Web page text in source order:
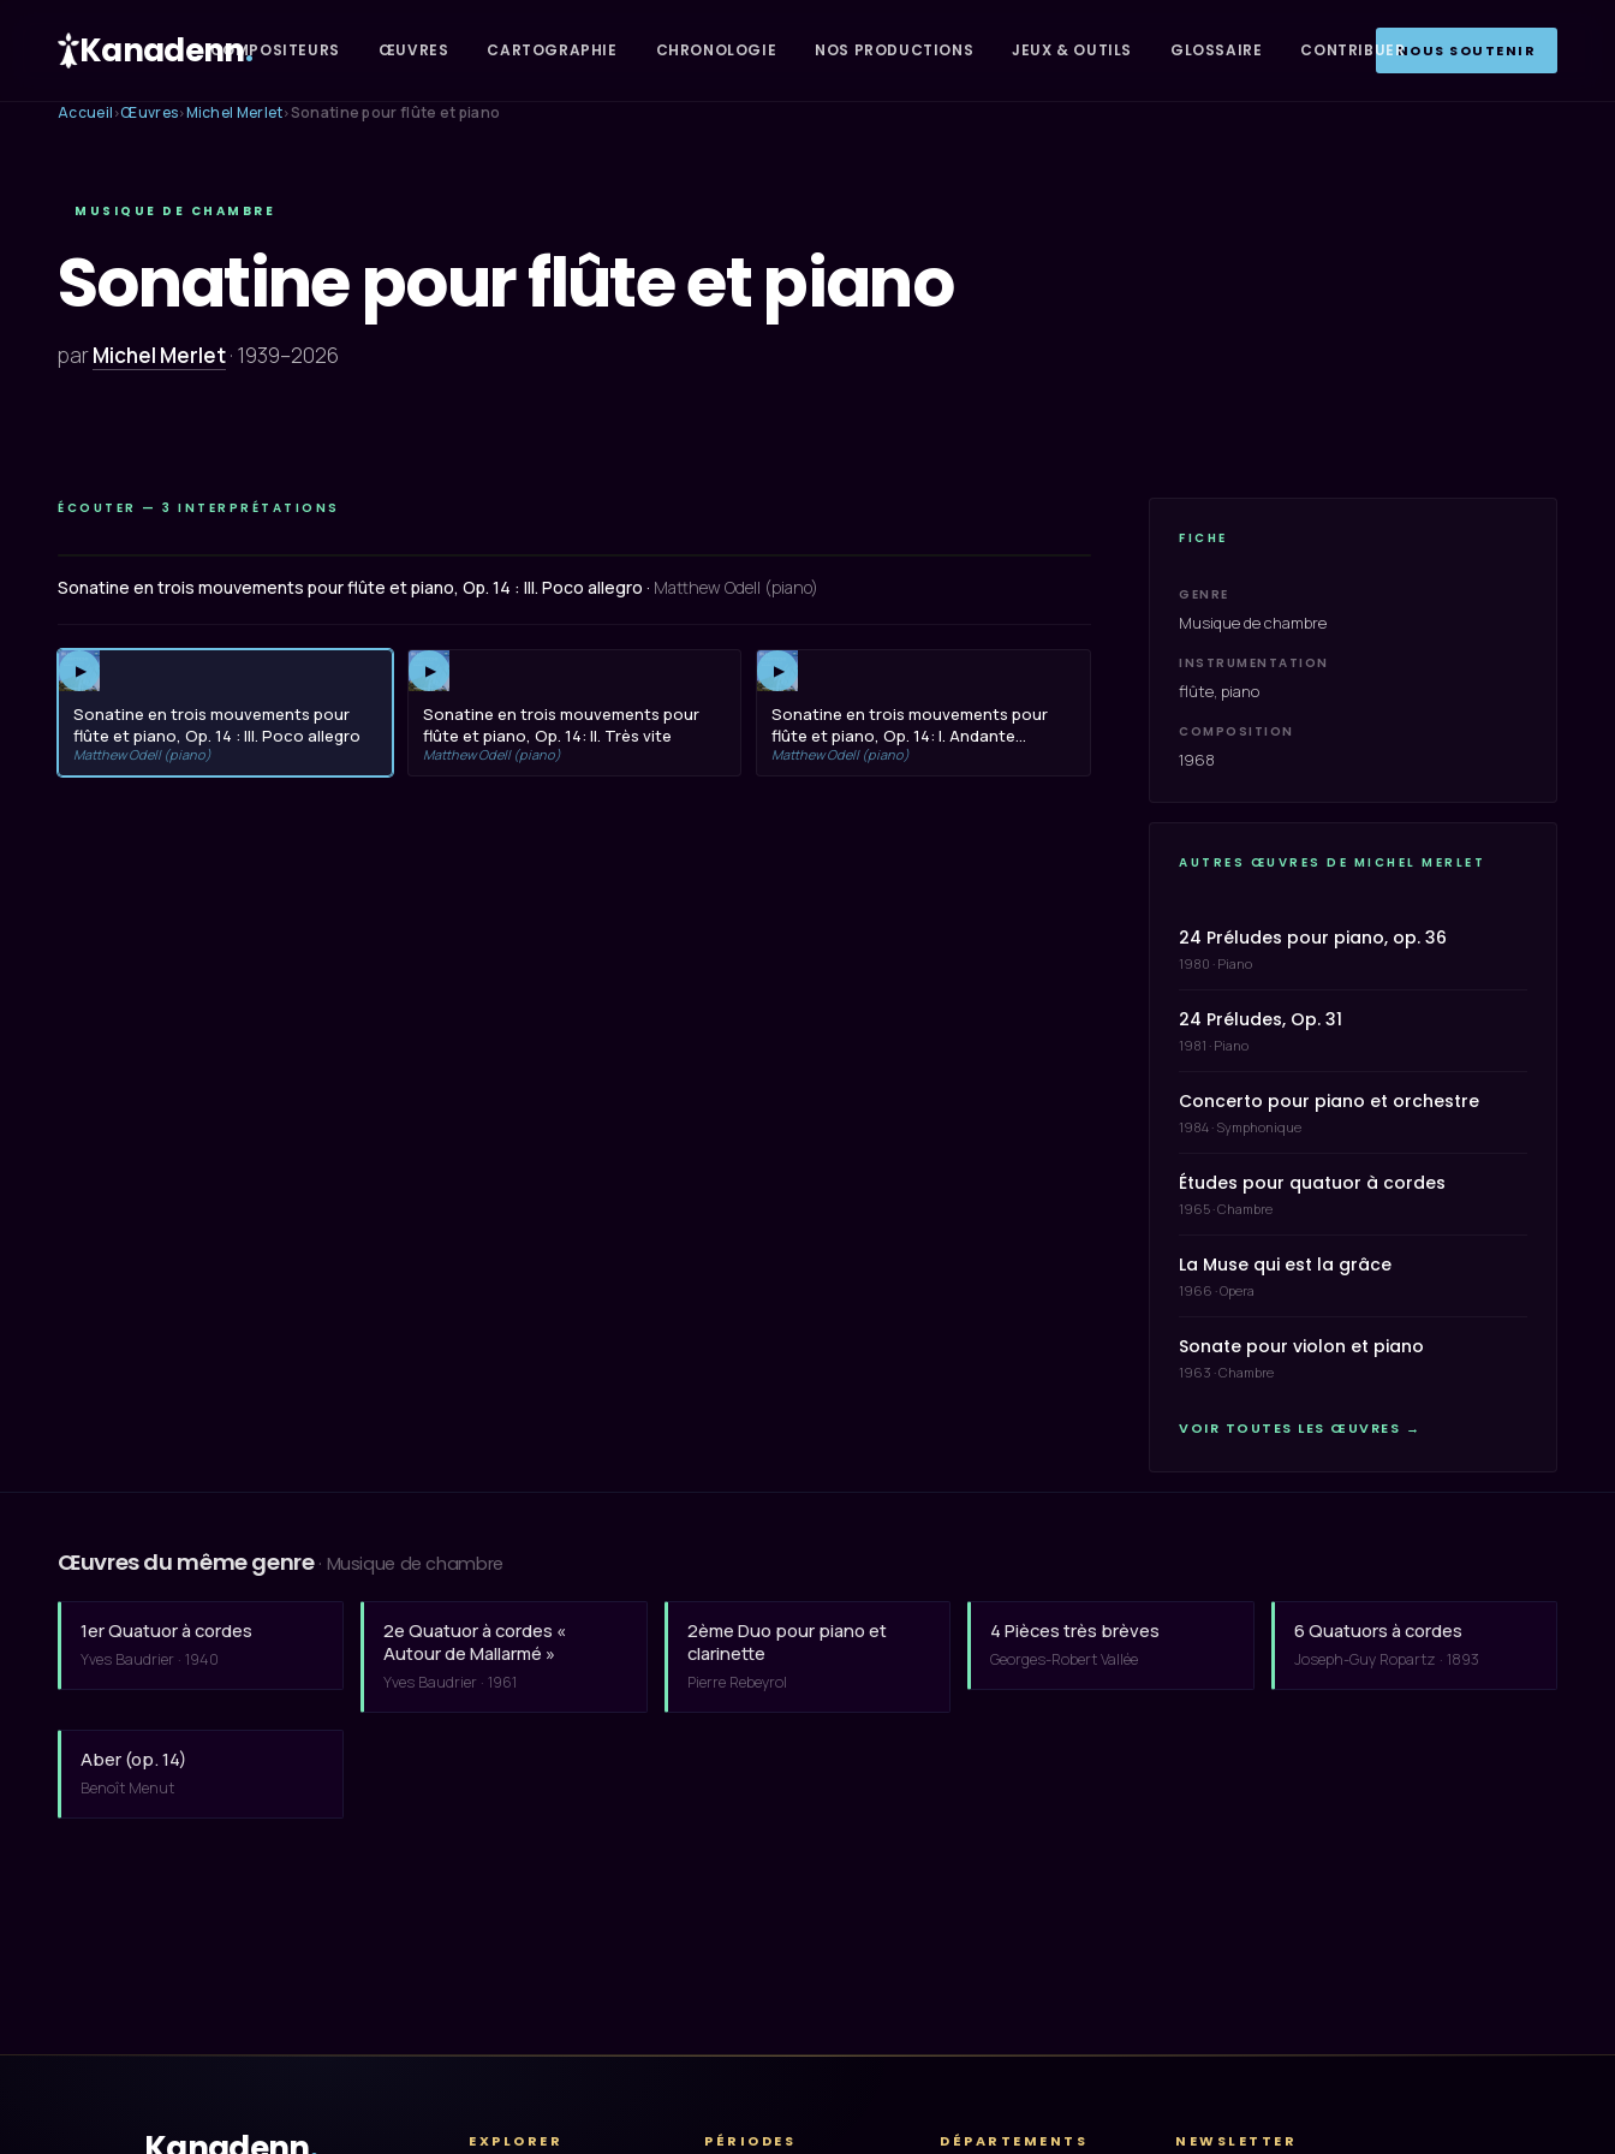
Kanadenn.
COMPOSITEURS ŒUVRES CARTOGRAPHIE CHRONOLOGIE NOS PRODUCTIONS JEUX & OUTILS GLOSSAIRE CONTRIBUERNOUS SOUTENIR
Accueil ›Œuvres›Michel Merlet›Sonatine pour flûte et piano
MUSIQUE DE CHAMBRE
Sonatine pour flûte et piano
parMichel Merlet· 1939–2026
ÉCOUTER — 3 INTERPRÉTATIONS
Sonatine en trois mouvements pour flûte et piano, Op. 14 : III. Poco allegro · Matthew Odell (piano)
▶
Sonatine en trois mouvements pour
flûte et piano, Op. 14 : III. Poco allegro
Matthew Odell (piano)
▶
Sonatine en trois mouvements pour
flûte et piano, Op. 14: II. Très vite
Matthew Odell (piano)
▶
Sonatine en trois mouvements pour
flûte et piano, Op. 14: I. Andante
sostenuto
Matthew Odell (piano)
FICHE
GENRE
Musique de chambre
INSTRUMENTATION
flûte, piano
COMPOSITION
1968
AUTRES ŒUVRES DE MICHEL MERLET
24 Préludes pour piano, op. 36
1980 · Piano
24 Préludes, Op. 31
1981 · Piano
Concerto pour piano et orchestre
1984 · Symphonique
Études pour quatuor à cordes
1965 · Chambre
La Muse qui est la grâce
1966 · Opera
Sonate pour violon et piano
1963 · Chambre
VOIR TOUTES LES ŒUVRES →
Œuvres du même genre · Musique de chambre
1er Quatuor à cordes
Yves Baudrier · 1940
2e Quatuor à cordes «
Autour de Mallarmé »
Yves Baudrier · 1961
2ème Duo pour piano et
clarinette
Pierre Rebeyrol
4 Pièces très brèves
Georges-Robert Vallée
6 Quatuors à cordes
Joseph-Guy Ropartz · 1893
Aber (op. 14)
Benoît Menut
EXPLORER PÉRIODES DÉPARTEMENTS NEWSLETTER